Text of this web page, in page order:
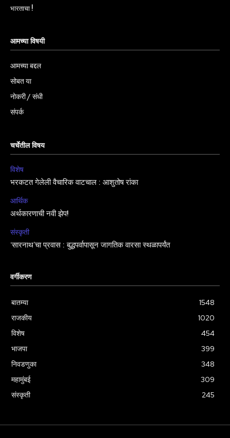
भारताचा !
आमच्या विषयी
आमच्या बद्दल
सोबत या
नोकरी / संधी
संपर्क
चर्चेतील विषय
विशेष
भरकटत गेलेली वैचारिक वाटचाल : आशुतोष रांका
आर्थिक
अर्थकारणाची नवी झेप!
संस्कृती
‘सारनाथ’चा प्रवास : बुद्धपर्वापासून जागतिक वारसा स्थळापर्यंत
वर्गीकरण
बातम्या
1548
राजकीय
1020
विशेष
454
भाजपा
399
निवडणुका
348
महामुंबई
309
संस्कृती
245